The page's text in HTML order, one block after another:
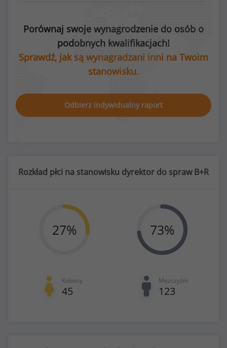
Porównaj swoje wynagrodzenie do osób o
podobnych kwalifikacjach!
Sprawdź, jak są wynagradzani inni na Twoim
stanowisku.
Odbierz indywidualny raport
Rozkład płci na stanowisku dyrektor do spraw B+R
27%
Kobiety
45
73%
Mężczyźni
123